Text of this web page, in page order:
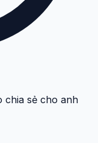
chia sẻ cho anh